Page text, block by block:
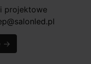
projektowe
→